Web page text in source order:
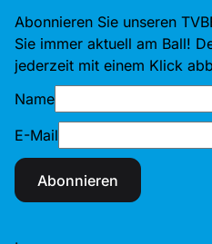
Abonnieren Sie unseren
Sie immer aktuell am Ball!
jederzeit mit einem Klick
Name
E-Mail
Abonnieren